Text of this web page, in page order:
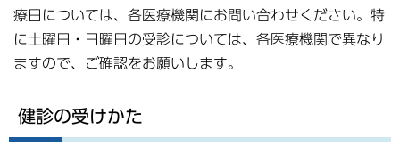
療日については、各医療機関にお問い合わせください。特
に土曜日・日曜日の受診については、各医療機関で異なり
ますので、ご確認をお願いします。
健診の受けかた